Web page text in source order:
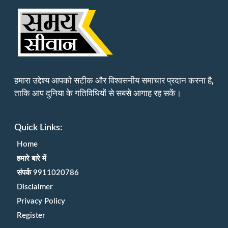
हमारा उद्देश्य आपको सटीक और विश्वसनीय समाचार प्रदान करना है,
ताकि आप दुनिया के गतिविधियों से सबसे आगाह रह सकें।
Quick Links:
Home
हमारे बारे में
संपर्क 9911020786
Disclaimer
Privacy Policy
Register